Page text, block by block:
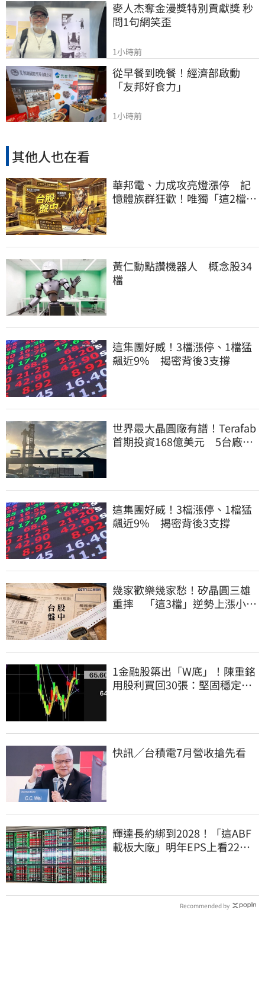
麥人杰奪金漫獎特別貢獻獎 秒
問1句網笑歪
1小時前
從早餐到晚餐！經濟部啟動
「友邦好食力」
1小時前
其他人也在看
華邦電、力成攻亮燈漲停 記
憶體族群狂歡！唯獨「這2檔」
黃仁勳點讚機器人 概念股34
檔
這集團好威！3檔漲停、1檔猛
飆近9% 揭密背後3支撐
世界最大晶圓廠有譜！Terafab
首期投資168億美元 5台廠或
這集團好威！3檔漲停、1檔猛
飆近9% 揭密背後3支撐
幾家歡樂幾家愁！矽晶圓三雄
重摔 「這3檔」逆勢上漲小兵
1金融股築出「W底」！陳重銘
用股利買回30張：堅固穩定的
快訊／台積電7月營收搶先看
輝達長約綁到2028！「這ABF
載板大廠」明年EPS上看22
Recommended by